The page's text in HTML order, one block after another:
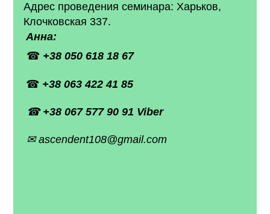
Адрес проведения семинара: Харьков,
Клочковская 337.
Анна:
☎ +38 050 618 18 67
☎ +38 063 422 41 85
☎ +38 067 57790 91 Viber
✉ ascendent108@gmail.com